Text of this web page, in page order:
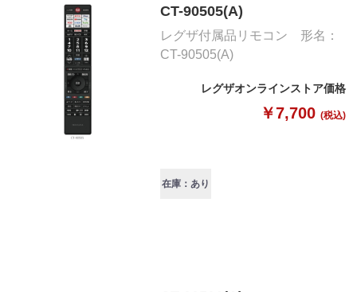
CT-90505(A)
レグザ付属品リモコン 形名：
CT-90505(A)
レグザオンラインストア価格
￥7,700 (税込)
在庫：あり